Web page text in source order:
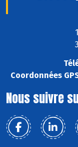
Coordonnées
Nous suivre